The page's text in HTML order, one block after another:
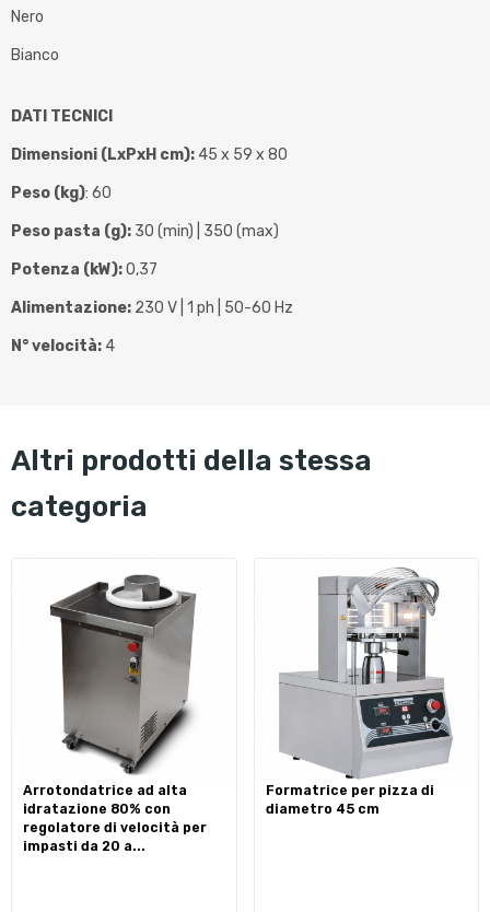
Nero
Bianco
DATI TECNICI
Dimensioni (LxPxH cm): 45 x 59 x 80
Peso (kg): 60
Peso pasta (g): 30 (min) | 350 (max)
Potenza (kW):0,37
Alimentazione: 230 V | 1 ph | 50-60 Hz
N° velocità: 4
altri prodotti della stessa
categoria
arrotondatrice ad alta
idratazione 80% con
regolatore di velocità per
impasti da 20 a...
formatrice per pizza di
diametro 45 cm